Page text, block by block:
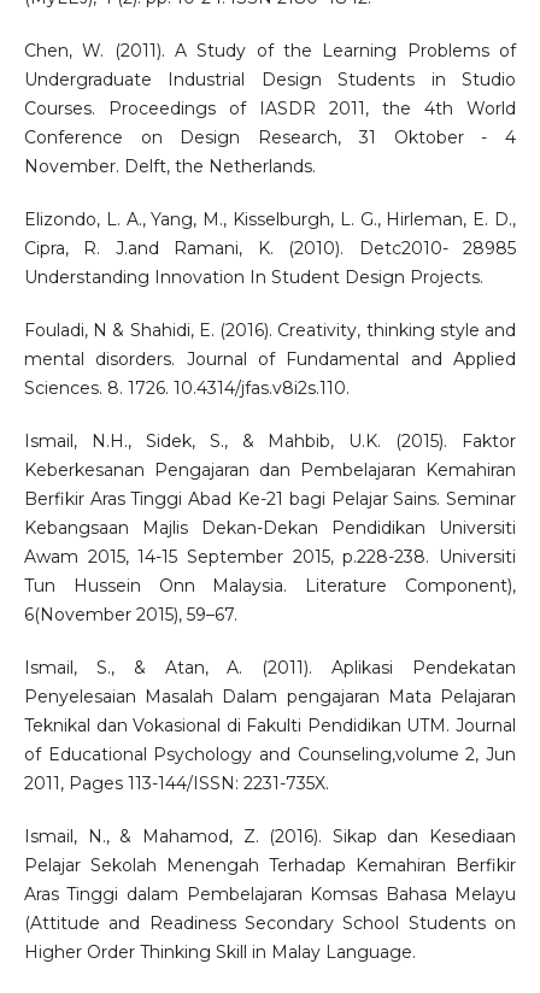
Chen, W. (2011). A Study of the Learning Problems of
Undergraduate Industrial Design Students in Studio
Courses. Proceedings of IASDR 2011, the 4th World
Conference on Design Research, 31 Oktober - 4
November. Delft, the Netherlands.
Elizondo, L. A., Yang, M., Kisselburgh, L. G., Hirleman, E. D.,
Cipra, R. J.and Ramani, K. (2010). Detc2010- 28985
Understanding Innovation In Student Design Projects.
Fouladi, N & Shahidi, E. (2016). Creativity, thinking style and
mental disorders. Journal of Fundamental and Applied
Sciences. 8. 1726. 10.4314/jfas.v8i2s.110.
Ismail, N.H., Sidek, S., & Mahbib, U.K. (2015). Faktor
Keberkesanan Pengajaran dan Pembelajaran Kemahiran
Berfikir Aras Tinggi Abad Ke-21 bagi Pelajar Sains. Seminar
Kebangsaan Majlis Dekan-Dekan Pendidikan Universiti
Awam 2015, 14-15 September 2015, p.228-238. Universiti
Tun Hussein Onn Malaysia. Literature Component),
6(November 2015), 59–67.
Ismail, S., & Atan, A. (2011). Aplikasi Pendekatan
Penyelesaian Masalah Dalam pengajaran Mata Pelajaran
Teknikal dan Vokasional di Fakulti Pendidikan UTM. Journal
of Educational Psychology and Counseling,volume 2, Jun
2011, Pages 113-144/ISSN: 2231-735X.
Ismail, N., & Mahamod, Z. (2016). Sikap dan Kesediaan
Pelajar Sekolah Menengah Terhadap Kemahiran Berfikir
Aras Tinggi dalam Pembelajaran Komsas Bahasa Melayu
(Attitude and Readiness Secondary School Students on
Higher Order Thinking Skill in Malay Language.